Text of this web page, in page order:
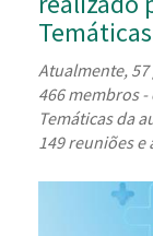
Temáticas
Atualmente,
466 membros -
Temáticas da
149 reuniões